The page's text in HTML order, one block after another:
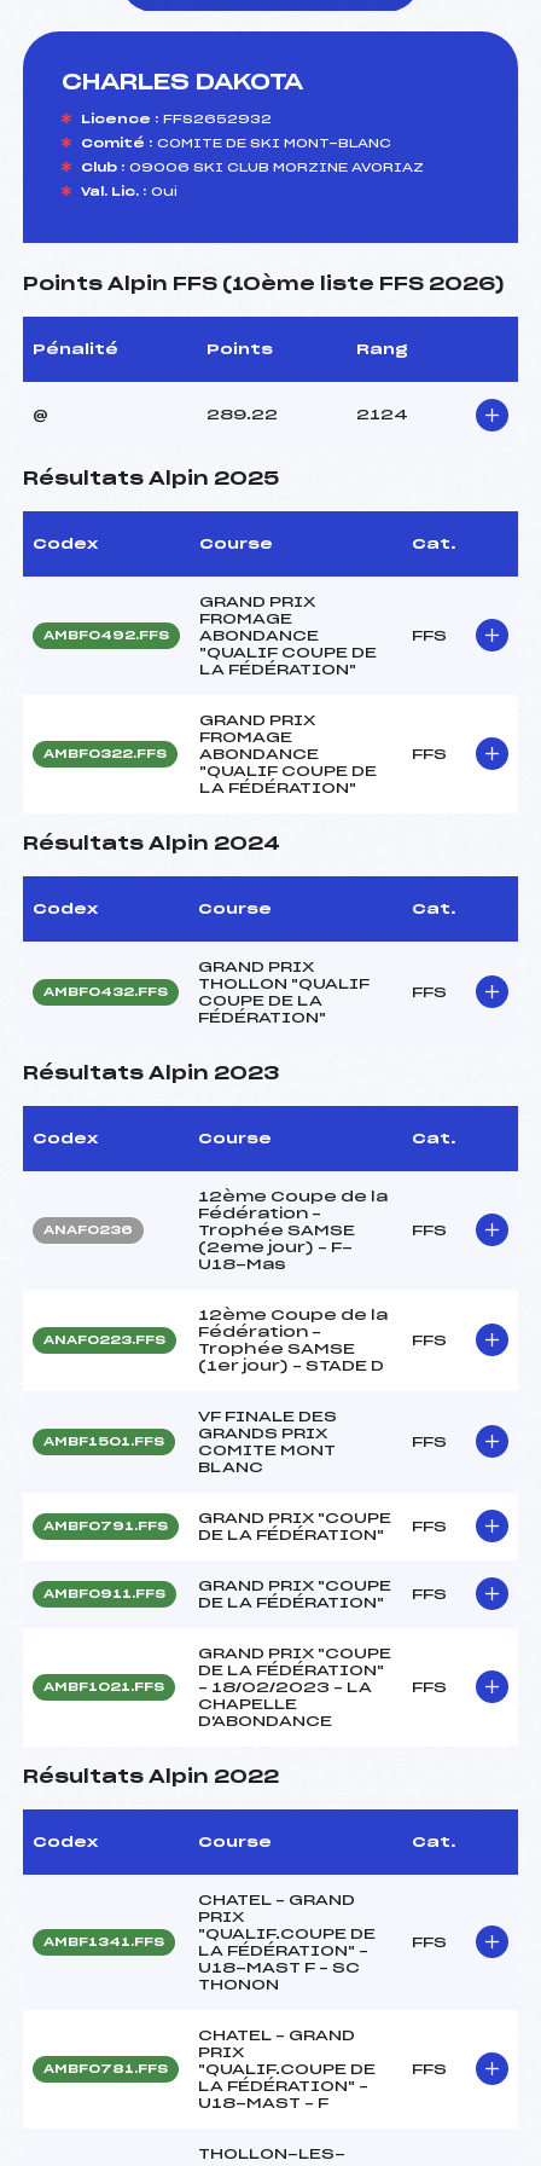
CHARLES DAKOTA
Licence : FFS2652932
Comité : COMITE DE SKI MONT-BLANC
Club : 09006 SKI CLUB MORZINE AVORIAZ
Val. Lic. : Oui
Points Alpin FFS (10ème liste FFS 2026)
Pénalité Points Rang
@ 289.22 2124
Résultats Alpin 2025
Codex Course Cat.
AMBF0492.FFS
GRAND PRIX
FROMAGE
ABONDANCE
"QUALIF COUPE DE
LA FÉDÉRATION"
FFS
AMBF0322.FFS
GRAND PRIX
FROMAGE
ABONDANCE
"QUALIF COUPE DE
LA FÉDÉRATION"
FFS
Résultats Alpin 2024
Codex Course Cat.
AMBF0432.FFS
GRAND PRIX
THOLLON "QUALIF
COUPE DE LA
FÉDÉRATION"
FFS
Résultats Alpin 2023
Codex Course Cat.
ANAF0236
12ème Coupe de la
Fédération –
Trophée SAMSE
(2eme jour) – F-
U18-Mas
FFS
ANAF0223.FFS
12ème Coupe de la
Fédération –
Trophée SAMSE
(1er jour) – STADE D
FFS
AMBF1501.FFS
VF FINALE DES
GRANDS PRIX
COMITE MONT
BLANC
FFS
AMBF0791.FFS
GRAND PRIX "COUPE
DE LA FÉDÉRATION"
FFS
AMBF0911.FFS
GRAND PRIX "COUPE
DE LA FÉDÉRATION"
FFS
AMBF1021.FFS
GRAND PRIX "COUPE
DE LA FÉDÉRATION"
– 18/02/2023 – LA
CHAPELLE
D'ABONDANCE
FFS
Résultats Alpin 2022
Codex Course Cat.
AMBF1341.FFS
CHATEL – GRAND
PRIX
"QUALIF.COUPE DE
LA FÉDÉRATION" –
U18-MAST F – SC
THONON
FFS
AMBF0781.FFS
CHATEL – GRAND
PRIX
"QUALIF.COUPE DE
LA FÉDÉRATION" –
U18-MAST – F
FFS
THOLLON-LES-